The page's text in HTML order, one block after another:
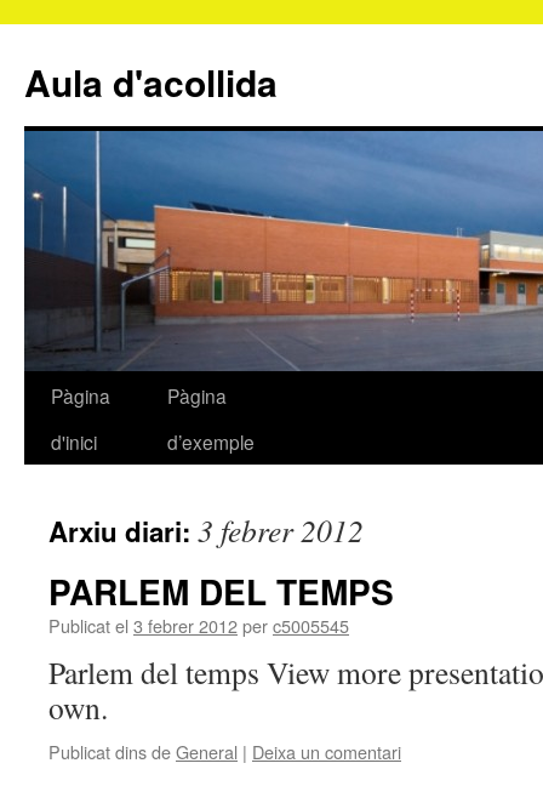
Aula d'acollida
Vés
Pàgina
d'inici
Pàgina
d’exemple
Arxiu diari: 3 febrer 2012
PARLEM DEL TEMPS
Publicat el 3 febrer 2012perc5005545
Parlem del temps View more
own.
Publicat dins deGeneral | Deixa un comentari